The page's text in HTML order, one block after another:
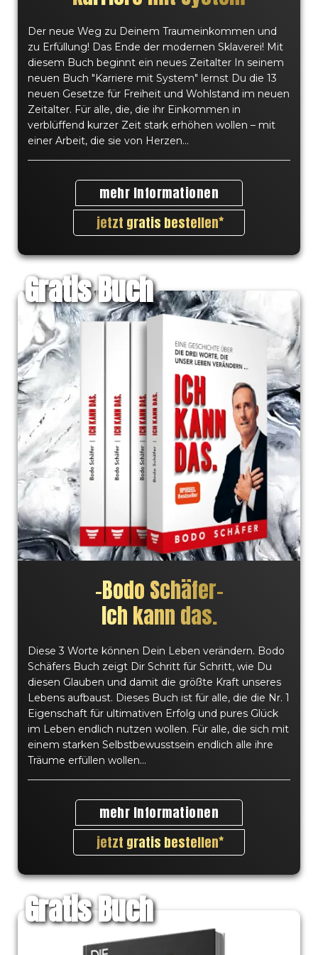
erfolgreicher Menschen, die sich weiterbilden
und ihr Wissen tagtäglich umsetzen. Die
"finanzielle und persönliche Freiheit" ist also die
Verknüpfung von Wissen und Arbeit! Lerne
kontinuierlich und wachse konstant, als
Persönlichkeit und Unternehmer deines Lebens.
Erfahre, was du genau, für deinen Erfolg tun
kannst, wie du effektiver arbeitest und mehr
Geld verdienst. Starte heute schon deine
spannende Reise, zur ersten Million. Verändere
die Welt und leiste deinen Beitrag für eine Welt
in der du leben willst.
– Steffi V.
"Inspiriert zu sein und andere Menschen inspirieren zu
können ist die Kernkompetenz der nächsten Jahre. In
diesen Büchern findet man genau das, was für die
Realisierung entscheidend ist, wie man es wirkungsvoll
umsetzt, und das klar und anschaulich."
Zitat
Wer zu lesen versteht, besitzt
den Schlüssel zu großen Taten,
zu unerträumten Möglichkeiten.
• Aldous Huxley
Warum sind diese Bücher
kostenlos?
Die Autoren geben hochwertigen Content gratis
raus, um ihr Experten-Wissen der Zielgruppe
zugänglich zu machen! Auf diese Weise kann
jeder entscheiden, ob er weitere Angebote in
Anspruch nehmen will oder nicht. Dieses "Free
Shipping Model" erfreut sich immer größerer
Beliebtheit. Hier findest du viele verschiedene
Der neue Weg zu Deinem Traumeinkommen und
zu Erfüllung! Das Ende der modernen Sklaverei! Mit
diesem Buch beginnt ein neues Zeitalter In seinem
neuen Buch "Karriere mit System" lernst Du die 13
neuen Gesetze für Freiheit und Wohlstand im neuen
Zeitalter. Für alle, die, die ihr Einkommen in
verblüffend kurzer Zeit stark erhöhen wollen – mit
einer Arbeit, die sie von Herzen...
mehr Informationen
jetzt gratis bestellen
Gratis Buch
–Bodo Schäfer–
Ich kann das.
Diese 3 Worte können Dein Leben verändern. Bodo
Schäfers Buch zeigt Dir Schritt für Schritt, wie Du
diesen Glauben und damit die größte Kraft unseres
Lebens aufbaust. Dieses Buch ist für alle, die die Nr. 1
Eigenschaft für ultimativen Erfolg und pures Glück
im Leben endlich nutzen wollen. Für alle, die sich mit
einem starken Selbstbewusstsein endlich alle ihre
Träume erfüllen wollen...
mehr Informationen
jetzt gratis bestellen
Gratis Buch